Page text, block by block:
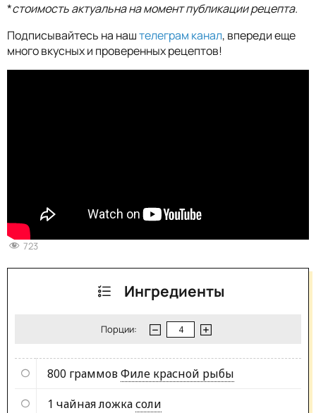
*стоимость актуальна на момент публикации рецепта.
Подписывайтесь на наштелеграм канал, впереди еще
много вкусных и проверенных рецептов!
723
Ингредиенты
Порции:
800 граммовФиле красной рыбы
1 чайная ложкасоли